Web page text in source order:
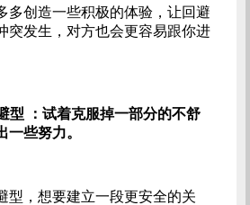
多创造一些积极的体验，让回避
突发生，对方也会更容易跟你进
型
：试着克服掉一部分的不舒
一些努力。
型，想要建立一段更安全的关